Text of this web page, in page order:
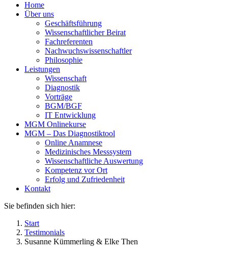
Home
Über uns
Geschäftsführung
Wissenschaftlicher Beirat
Fachreferenten
Nachwuchswissenschaftler
Philosophie
Leistungen
Wissenschaft
Diagnostik
Vorträge
BGM/BGF
IT Entwicklung
MGM Onlinekurse
MGM – Das Diagnostiktool
Online Anamnese
Medizinisches Messsystem
Wissenschaftliche Auswertung
Kompetenz vor Ort
Erfolg und Zufriedenheit
Kontakt
Sie befinden sich hier:
Start
Testimonials
Susanne Kümmerling & Elke Then